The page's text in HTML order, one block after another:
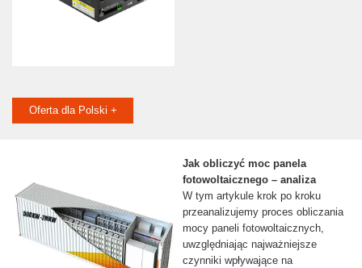
Oferta dla Polski +
Jak obliczyć moc panela
fotowoltaicznego – analiza
W tym artykule krok po kroku
przeanalizujemy proces obliczania
mocy paneli fotowoltaicznych,
uwzględniając najważniejsze
czynniki wpływające na